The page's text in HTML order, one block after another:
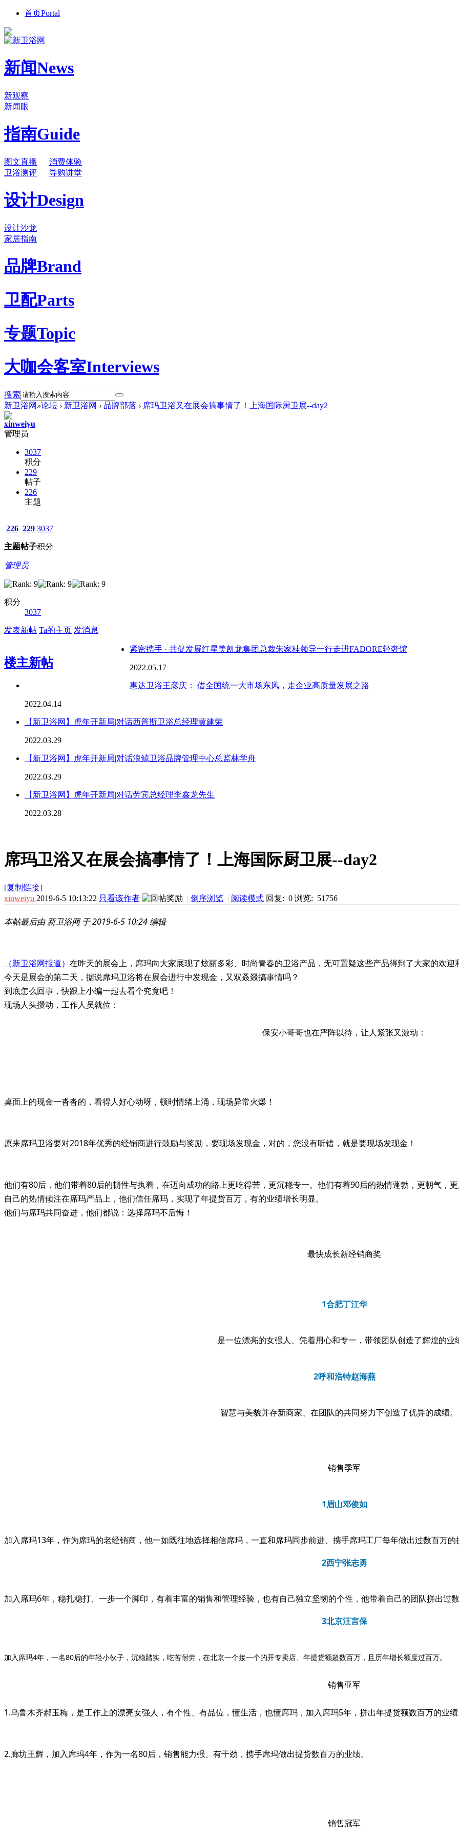
首页Portal
新闻News
新观察
新闻眼
指南Guide
图文直播
消费体验
卫浴测评
导购讲堂
设计Design
设计沙龙
家居指南
品牌Brand
卫配Parts
专题Topic
大咖会客室Interviews
搜索
新卫浴网 »论坛 › 新卫浴网 › 品牌部落 › 席玛卫浴又在展会搞事情了！上海国际厨卫展--day2
xinweiyu
管理员
3037
积分
229
帖子
226
主题
226
主题
229
帖子
3037
积分
管理员
积分
3037
发表新帖 Ta的主页 发消息
楼主新帖
紧密携手 · 共促发展红星美凯龙集团总裁朱家桂领导一行走进FADORE轻奢馆
2022.05.17
惠达卫浴王彦庆： 借全国统一大市场东风，走企业高质量发展之路
2022.04.14
【新卫浴网】虎年开新局|对话西普斯卫浴总经理黄建荣
2022.03.29
【新卫浴网】虎年开新局|对话浪鲸卫浴品牌管理中心总监林学舟
2022.03.29
【新卫浴网】虎年开新局|对话劳宾总经理李鑫龙先生
2022.03.28
席玛卫浴又在展会搞事情了！上海国际厨卫展--day2
[复制链接]
xinweiyu 2019-6-5 10:13:22 只看该作者 | 倒序浏览 | 阅读模式 回复: 0 浏览: 51756
本帖最后由 新卫浴网 于 2019-6-5 10:24 编辑
（新卫浴网报道） 在昨天的展会上，席玛向大家展现了炫丽多彩、时尚青春的卫浴产品，无可置疑这些产品得到了大家的欢迎
今天是展会的第二天，据说席玛卫浴将在展会进行中发现金，又双叒叕搞事情吗？
到底怎么回事，快跟上小编一起去看个究竟吧！
现场人头攒动，工作人员就位：
保安小哥哥也在严阵以待，让人紧张又激动：
桌面上的现金一沓沓的，看得人好心动呀，顿时情绪上涌，现场异常火爆！
原来席玛卫浴要对2018年优秀的经销商进行鼓励与奖励，要现场发现金，对的，您没有听错，就是要现场发现金！
他们有80后，他们带着80后的韧性与执着，在迈向成功的路上更吃得苦，更沉稳专一。他们有着90后的热情蓬勃，更朝气，
自己的热情倾注在席玛产品上，他们信任席玛，实现了年提货百万，有的业绩增长明显。
他们与席玛共同奋进，他们都说：选择席玛不后悔！
最快成长新经销商奖
1合肥丁江华
是一位漂亮的女强人、凭着用心和专一，带领团队创造了辉煌的业
2呼和浩特赵海燕
智慧与美貌并存新商家、在团队的共同努力下创造了优异的成
销售季军
1眉山邓俊如
加入席玛13年，作为席玛的老经销商，他一如既往地选择相信席玛，一直和席玛同步前进、携手席玛工厂每年做出过数百
2西宁张志勇
加入席玛6年，稳扎稳打、一步一个脚印，有着丰富的销售和管理经验，也有自己独立坚韧的个性，他带着自己的团队拼出
3北京汪言保
加入席玛4年，一名80后的年轻小伙子，沉稳踏实，吃苦耐劳，在北京一个接一个的开专卖店、年提货额超数百万，且历年增长额度过百万。
销售亚军
1.乌鲁木齐郝玉梅，是工作上的漂亮女强人，有个性、有品位，懂生活，也懂席玛，加入席玛5年，拼出年提货额数百万的
2.廊坊王辉，加入席玛4年，作为一名80后，销售能力强、有干劲，携手席玛做出提货数百万的业绩。
销售冠军